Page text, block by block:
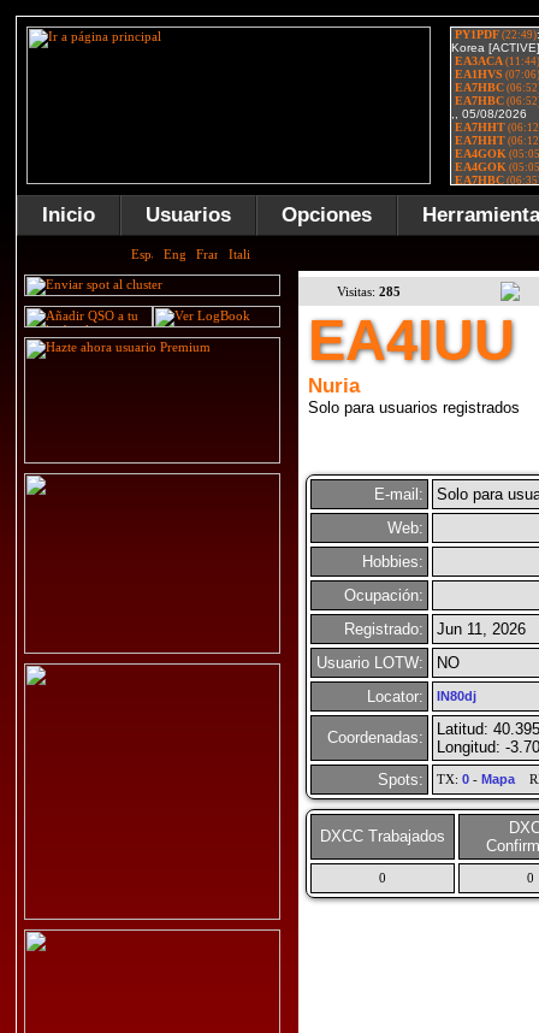
Inicio Usuarios Opciones
Visitas: 285
EA4IUU
Nuria
Solo para usuarios registrados
E-mail:
Solo para
Web:
Hobbies:
Ocupación:
Registrado:
Jun 11, 2026
Usuario LOTW:
NO
Locator:
IN80dj
Coordenadas:
Latitud:
Longitud: -
Spots:
TX: 0- Mapa
DXCC Trabajados
0 0